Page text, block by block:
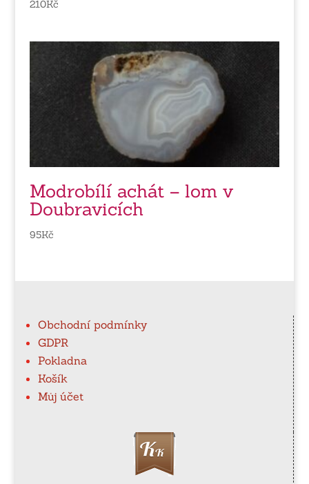
210Kč
Modrobílí achát – lom v
Doubravicích
95Kč
Obchodní podmínky
GDPR
Pokladna
Košík
Můj účet